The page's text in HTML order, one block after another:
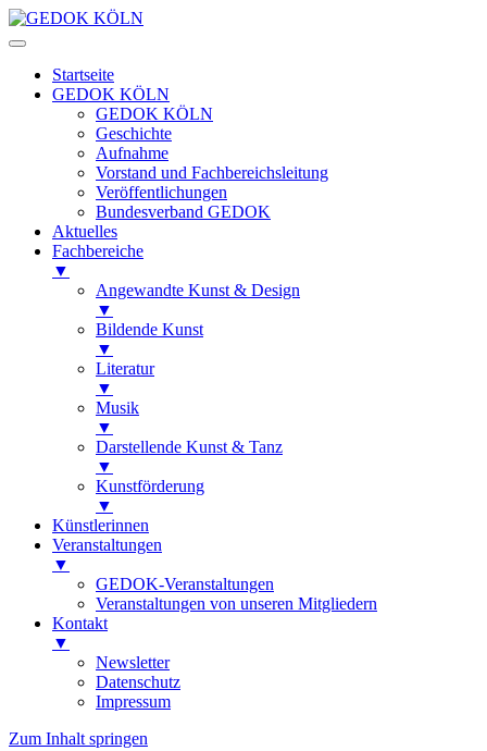
Startseite
GEDOK KÖLN
GEDOK KÖLN
Geschichte
Aufnahme
Vorstand und Fachbereichsleitung
Veröffentlichungen
Bundesverband GEDOK
Aktuelles
Fachbereiche
▼
Angewandte Kunst & Design
▼
Bildende Kunst
▼
Literatur
▼
Musik
▼
Darstellende Kunst & Tanz
▼
Kunstförderung
▼
Künstlerinnen
Veranstaltungen
▼
GEDOK-Veranstaltungen
Veranstaltungen von unseren Mitgliedern
Kontakt
▼
Newsletter
Datenschutz
Impressum
Zum Inhalt springen